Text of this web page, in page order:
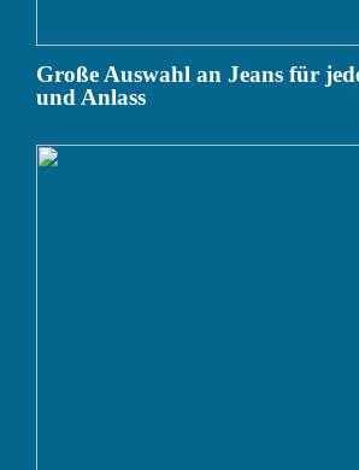
Große Auswahl an Jeans für
und Anlass